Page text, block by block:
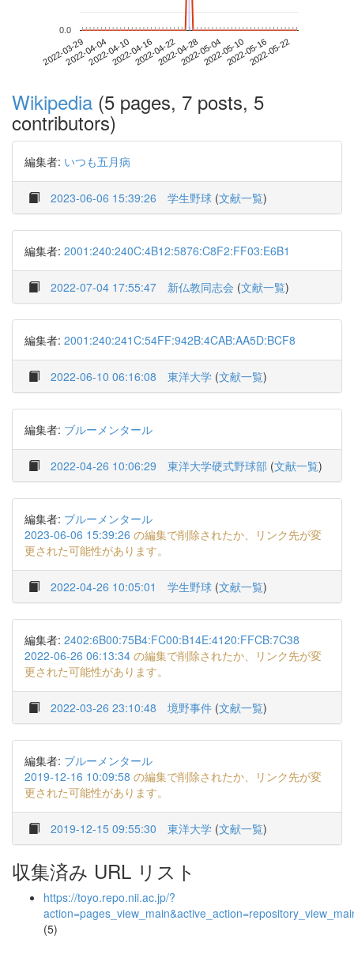
2022-03-292022-04-042022-04-102022-04-162022-04-222022-04-282022-05-042022-05-102022-05-162022-05-22
0.0
Wikipedia (5 pages, 7 posts, 5
contributors)
編集者: いつも五月病
2023-06-06 15:39:26 学生野球 (文献一覧)
編集者: 2001:240:240C:4B12:5876:C8F2:FF03:E6B1
2022-07-04 17:55:47 新仏教同志会 (文献一覧)
編集者: 2001:240:241C:54FF:942B:4CAB:AA5D:BCF8
2022-06-10 06:16:08 東洋大学 (文献一覧)
編集者: ブルーメンタール
2022-04-26 10:06:29 東洋大学硬式野球部 (文献一覧)
編集者: ブルーメンタール
2023-06-06 15:39:26 の編集で削除されたか、リンク先が変
更された可能性があります。
2022-04-26 10:05:01 学生野球 (文献一覧)
編集者: 2402:6B00:75B4:FC00:B14E:4120:FFCB:7C38
2022-06-26 06:13:34 の編集で削除されたか、リンク先が変
更された可能性があります。
2022-03-26 23:10:48 境野事件 (文献一覧)
編集者: ブルーメンタール
2019-12-16 10:09:58 の編集で削除されたか、リンク先が変
更された可能性があります。
2019-12-15 09:55:30 東洋大学 (文献一覧)
収集済み URL リスト
https://toyo.repo.nii.ac.jp/?
(5)